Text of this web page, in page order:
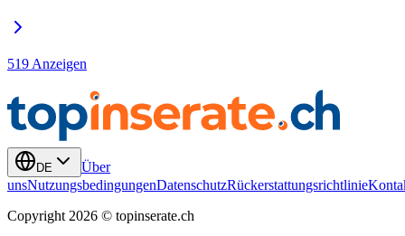
519 Anzeigen
DE
Über
unsNutzungsbedingungenDatenschutzRückerstattungsrichtlinie
Copyright 2026 © topinserate.ch